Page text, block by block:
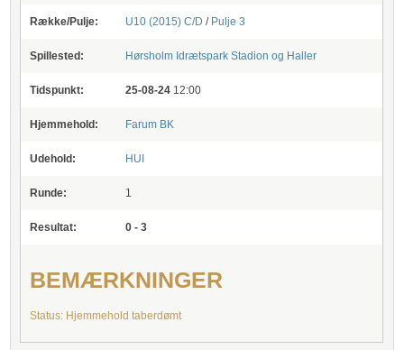
Række/Pulje: U10 (2015) C/D / Pulje 3
Spillested: Hørsholm Idrætspark Stadion og Haller
Tidspunkt: 25-08-24 12:00
Hjemmehold: Farum BK
Udehold: HUI
Runde: 1
Resultat: 0 - 3
BEMÆRKNINGER
Status: Hjemmehold taberdømt